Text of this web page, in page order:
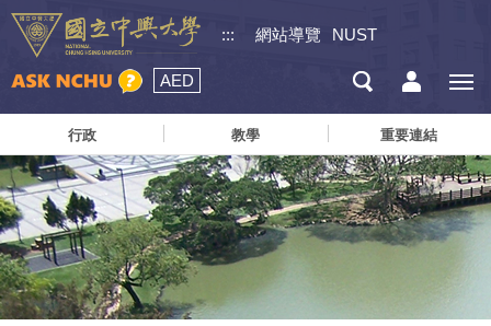
::: 網站導覽 NUST
AED
行政 教學 重要連結